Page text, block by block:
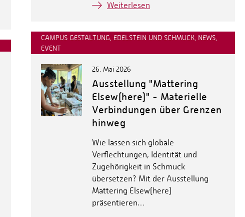
Weiterlesen
CAMPUS GESTALTUNG, EDELSTEIN UND SCHMUCK, NEWS,
EVENT
26. Mai 2026
Ausstellung "Mattering
Elsew(here)" - Materielle
Verbindungen über Grenzen
hinweg
Wie lassen sich globale
Verflechtungen, Identität und
Zugehörigkeit in Schmuck
übersetzen? Mit der Ausstellung
Mattering Elsew(here)
präsentieren…